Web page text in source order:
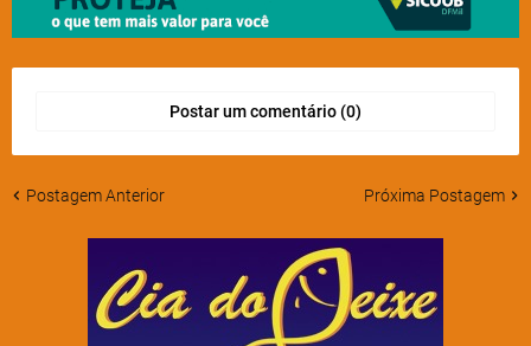
Postar um comentário (0)
Postagem Anterior Próxima Postagem